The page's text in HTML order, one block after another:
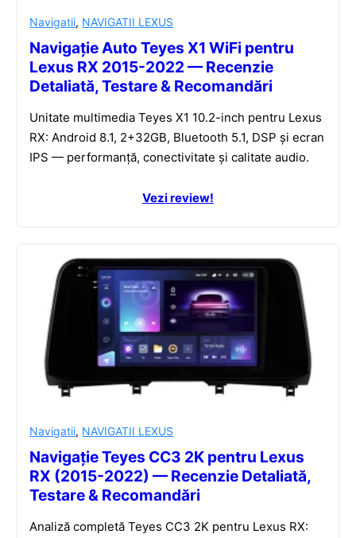
Navigatii, NAVIGATII LEXUS
Navigație Auto Teyes X1 WiFi pentru
Lexus RX 2015-2022 — Recenzie
Detaliată, Testare & Recomandări
Unitate multimedia Teyes X1 10.2-inch pentru Lexus
RX: Android 8.1, 2+32GB, Bluetooth 5.1, DSP și ecran
IPS — performanță, conectivitate și calitate audio.
Vezi review!
Navigatii, NAVIGATII LEXUS
Navigație Teyes CC3 2K pentru Lexus
RX (2015-2022) — Recenzie Detaliată,
Testare & Recomandări
Analiză completă Teyes CC3 2K pentru Lexus RX: